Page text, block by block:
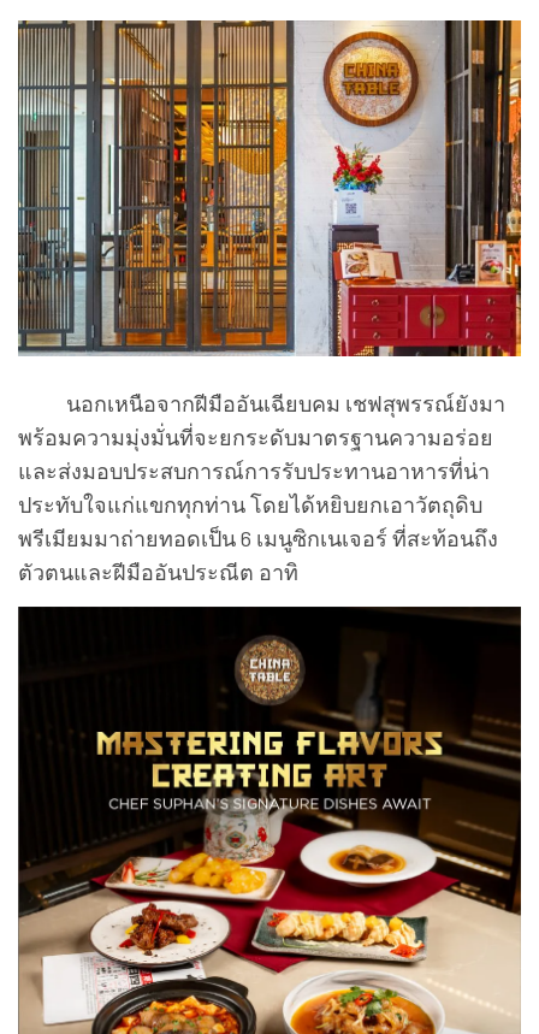
นอกเหนือจากฝีมืออันเฉียบคม เชฟสุพรรณ์ยังมา
พร้อมความมุ่งมั่นที่จะยกระดับมาตรฐานความอร่อย
และส่งมอบประสบการณ์การรับประทานอาหารที่น่า
ประทับใจแก่แขกทุกท่าน โดยได้หยิบยกเอาวัตถุดิบ
พรีเมียมมาถ่ายทอดเป็น 6 เมนูซิกเนเจอร์ ที่สะท้อนถึง
ตัวตนและฝีมืออันประณีต อาทิ